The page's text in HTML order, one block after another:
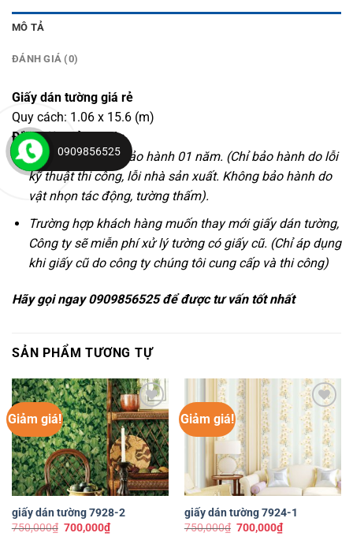
MÔ TẢ
ĐÁNH GIÁ (0)
Giấy dán tường giá rẻ
Quy cách: 1.06 x 15.6 (m)
Điều kiện bảo hành:
Sản phẩm được bảo hành 01 năm. (Chỉ bảo hành do lỗi
kỹ thuật thi công, lỗi nhà sản xuất. Không bảo hành do
vật nhọn tác động, tường thấm).
Trường hợp khách hàng muốn thay mới giấy dán tường,
Công ty sẽ miễn phí xử lý tường có giấy cũ. (Chỉ áp dụng
khi giấy cũ do công ty chúng tôi cung cấp và thi công)
Hãy gọi ngay 0909856525 để được tư vấn tốt nhất
SẢN PHẨM TƯƠNG TỰ
Giảm giá!
Yêu
thích
giấy dán tường 7928-2
750,000₫ Giá
700,000₫Giá
hiện
Giảm giá!
Yêu
thích
giấy dán tường 7924-1
750,000₫ Giá
700,000₫Giá
hiện
0909856525